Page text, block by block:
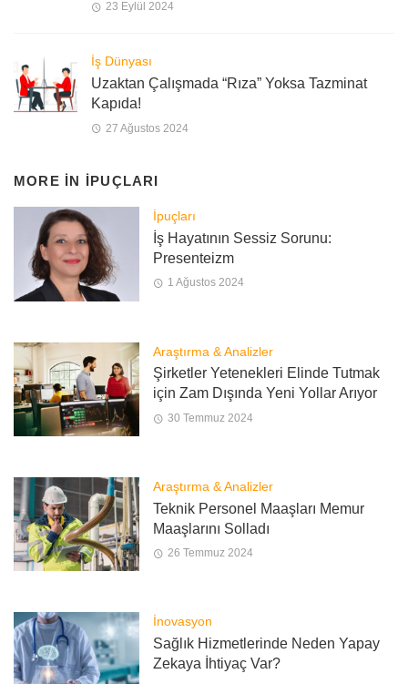
23 Eylül 2024
İş Dünyası
Uzaktan Çalışmada “Rıza” Yoksa Tazminat
Kapıda!
27 Ağustos 2024
MORE IN İPUÇLARI
İpuçları
İş Hayatının Sessiz Sorunu:
Presenteizm
1 Ağustos 2024
Araştırma & Analizler
Şirketler Yetenekleri Elinde Tutmak
için Zam Dışında Yeni Yollar Arıyor
30 Temmuz 2024
Araştırma & Analizler
Teknik Personel Maaşları Memur
Maaşlarını Solladı
26 Temmuz 2024
İnovasyon
Sağlık Hizmetlerinde Neden Yapay
Zekaya İhtiyaç Var?